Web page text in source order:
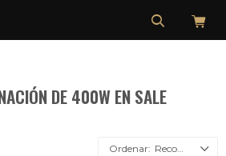
DE 400W EN SALE
Recomendados